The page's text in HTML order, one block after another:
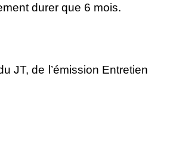
durer que 6 mois.
JT, de l’émission Entretien